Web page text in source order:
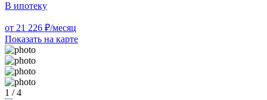
В ипотеку
от 21 226 ₽/месяц
Показать на карте
1 / 4